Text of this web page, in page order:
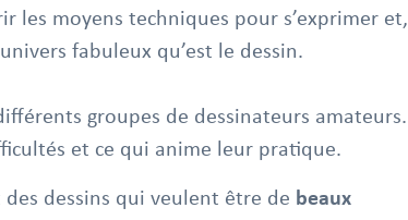
les moyens techniques pour s’exprimer et,
fabuleux qu’est le dessin.
groupes de dessinateurs amateurs.
et ce qui anime leur pratique.
des dessins qui veulent être de beaux